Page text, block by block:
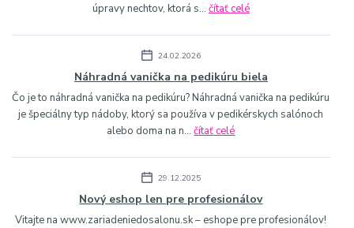
úpravy nechtov, ktorá s... čítať celé
24.02.2026
Náhradná vanička na pedikúru biela
Čo je to náhradná vanička na pedikúru? Náhradná vanička na pedikúru
je špeciálny typ nádoby, ktorý sa používa v pedikérskych salónoch
alebo doma na n...čítať celé
29.12.2025
Nový eshop len pre profesionálov
Vitajte na www.zariadeniedosalonu.sk – eshope pre profesionálov!